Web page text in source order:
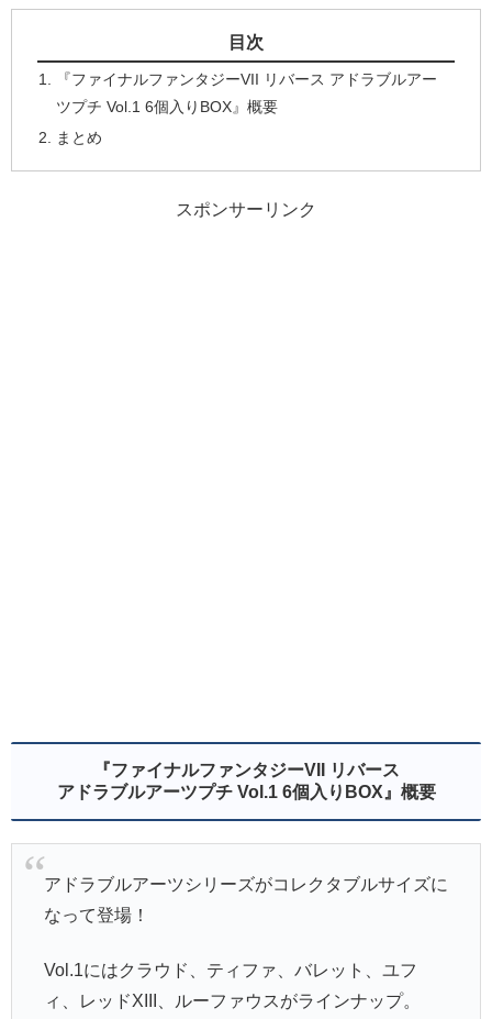
目次
『ファイナルファンタジーVII リバース アドラブルアー
ツプチ Vol.1 6個入りBOX』概要
まとめ
スポンサーリンク
『ファイナルファンタジーVII リバース
アドラブルアーツプチ Vol.1 6個入りBOX』 概要
アドラブルアーツシリーズがコレクタブルサイズに
なって登場！
Vol.1にはクラウド、ティファ、バレット、ユフ
ィ、レッドXIII、ルーファウスがラインナップ。